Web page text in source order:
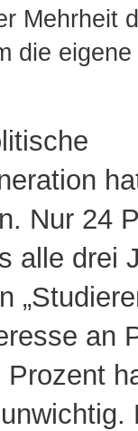
Mehrheit
die
Nur 24
alle drei
an
Prozent